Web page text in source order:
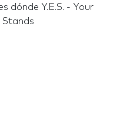
dónde Y.E.S. - Your
Stands